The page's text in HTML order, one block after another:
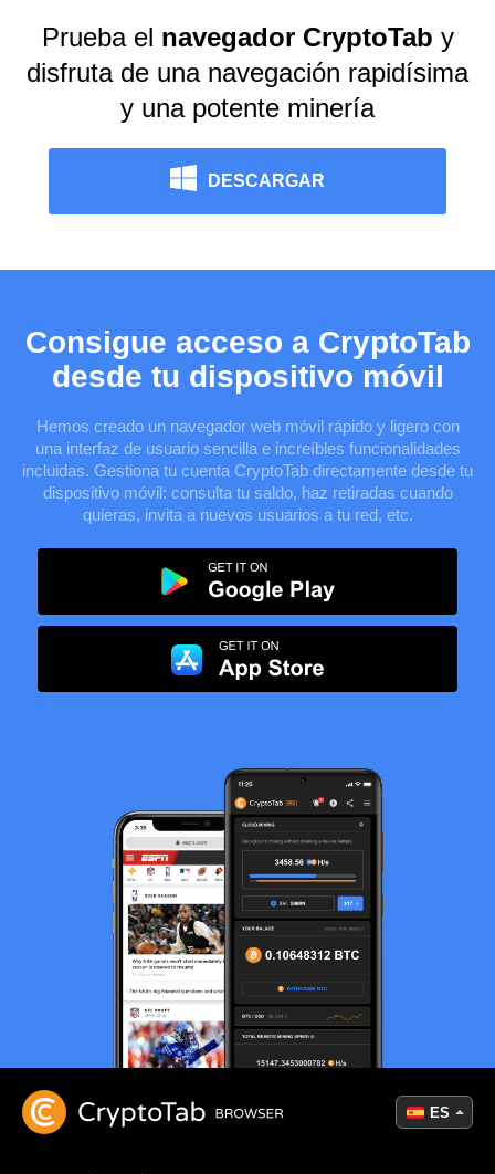
Prueba el navegador CryptoTab y
disfruta de una navegación rapidísima
y una potente minería
DESCARGAR
Consigue acceso a CryptoTab
desde tu dispositivo móvil
Hemos creado un navegador web móvil rápido y ligero con
una interfaz de usuario sencilla e increíbles funcionalidades
incluidas. Gestiona tu cuenta CryptoTab directamente desde tu
dispositivo móvil: consulta tu saldo, haz retiradas cuando
quieras, invita a nuevos usuarios a tu red, etc.
ES